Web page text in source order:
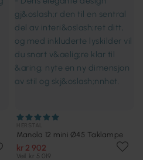
Manola 12 mini Ø45 Taklampe
kr 2 902
Veil. kr 5 019